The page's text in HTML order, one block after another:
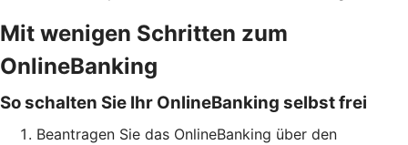
Mit wenigen Schritten zum
OnlineBanking
So schalten Sie Ihr OnlineBanking selbst frei
Beantragen Sie das OnlineBanking über den